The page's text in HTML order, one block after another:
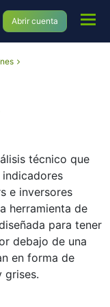
Abrir cuenta
técnico que
e inversores
herramienta de
para tener
debajo de una
en forma de
grises.